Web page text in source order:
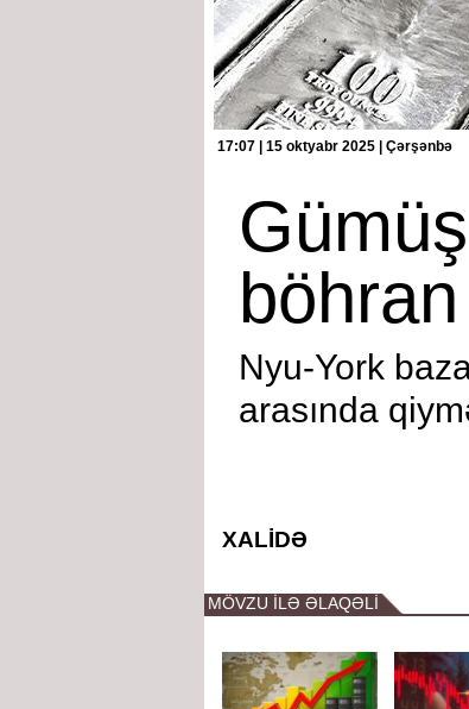
17:07 | 15 oktyabr 2025 | Çərşənbə
böhran
Nyu-York
arasında
XALİDƏ
MÖVZU İLƏ ƏLAQƏLİ